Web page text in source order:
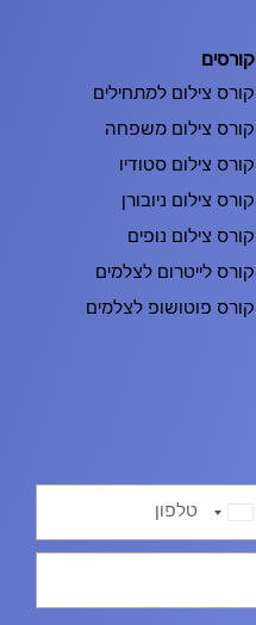
קורסים
קורס צילום למתחילים
קורס צילום משפחה
קורס צילום סטודיו
קורס צילום ניובורן
קורס צילום נופים
קורס לייטרום לצלמים
קורס פוטושופ לצלמים
Israel